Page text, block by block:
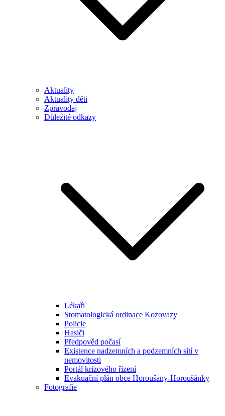
Aktuality
Aktuality děti
Zpravodaj
Důležité odkazy
Lékaři
Stomatologická ordinace Kozovazy
Policie
Hasiči
Předpověd počasí
Existence nadzemních a podzemních sítí v
nemovitosti
Portál krizového řízení
Evakuační plán obce Horoušany-Horoušánky
Fotografie